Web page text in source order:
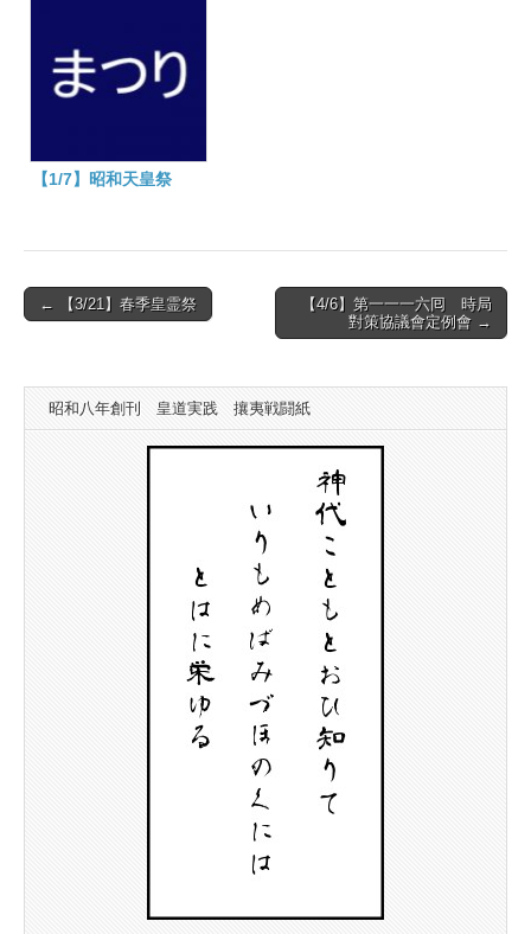
【1/7】昭和天皇祭
Post← 【3/21】春季皇霊祭
【4/6】第一一一六囘 時局
對策協議會定例會 →
昭和八年創刊 皇道実践 攘夷戦闘紙